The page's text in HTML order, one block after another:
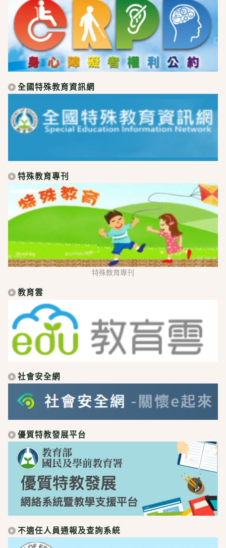
全國特殊教育資訊網
特殊教育專刊
特殊教育專刊
教育雲
社會安全網
優質特教發展平台
不適任人員通報及查詢系統